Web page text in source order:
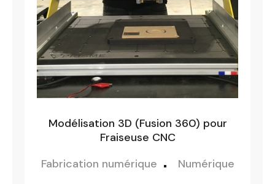
Modélisation 3D (Fusion 360) pour
Fraiseuse CNC
Fabrication numérique
Numérique
Sélectionnez une durée
Valider
PAR UNIVERS
Bois
Design
Fabrication numérique
Métal
Métier